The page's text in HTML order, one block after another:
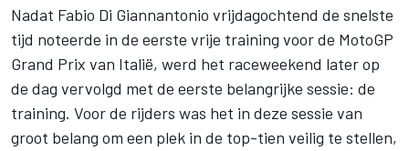
Nadat Fabio Di Giannantonio vrijdagochtend de snelste
tijd noteerde in de eerste vrije training voor de MotoGP
Grand Prix van Italië, werd het raceweekend later op
de dag vervolgd met de eerste belangrijke sessie: de
training. Voor de rijders was het in deze sessie van
groot belang om een plek in de top-tien veilig te stellen,